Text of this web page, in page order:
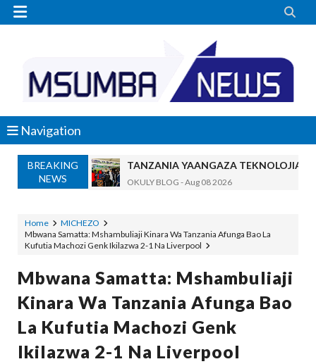
 
Navigation
BREAKING
NEWS
TANZANIA YAANGAZA TEKNOLOJIA
OKULY BLOG -Aug 08 2026
WMA YAPONGEZWA KWA
Aug 08 2026
TBS Yaendelea Kutoa Elimu Ya
OSCAR ASSENGA -Aug 08 2026
UVCCM Moshi Vijijini Yaikaribisha
MSUMBA- Aug 08 2026
Alex Sonna-Aug 08 2026
Home
MICHEZO
Mbwana Samatta: Mshambuliaji Kinara Wa Tanzania Afunga Bao La
Kufutia Machozi Genk Ikilazwa 2-1 Na Liverpool
Mbwana Samatta: Mshambuliaji
Kinara Wa Tanzania Afunga Bao
La Kufutia Machozi Genk
Ikilazwa 2-1 Na Liverpool